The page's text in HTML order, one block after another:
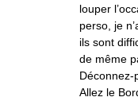
louper
perso, je
ils sont
de même
Déconnez-
Allez le